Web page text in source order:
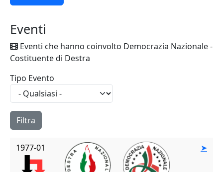
Eventi
Eventi che hanno coinvolto Democrazia Nazionale -
Costituente di Destra
Tipo Evento
1977-01 ➤